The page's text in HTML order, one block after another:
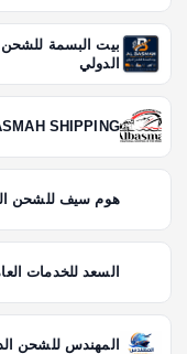
بيت البسمة للشحن
الدولي
SHIPPING
هوم سيف للشحن
السعد للخدمات
المهندس للشحن